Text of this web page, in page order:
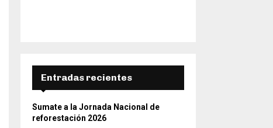
Entradas recientes
Sumate a la Jornada Nacional de
reforestación 2026